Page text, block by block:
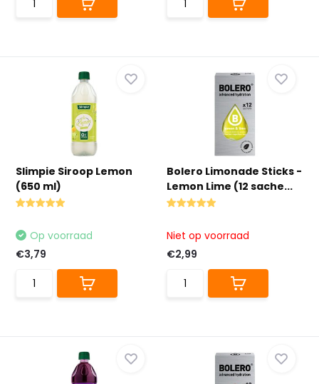
Slimpie Siroop Lemon
(650 ml)
Op voorraad
€3,79
Bolero Limonade Sticks -
Lemon Lime (12 sache...
Niet op voorraad
€2,99